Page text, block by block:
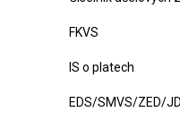
FKVS
IS o platech
EDS/SMVS/ZED/